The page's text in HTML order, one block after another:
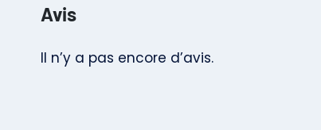
Avis
Il n’y a pas encore d’avis.